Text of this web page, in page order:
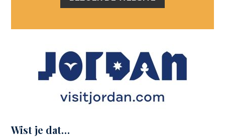
Wist je dat…